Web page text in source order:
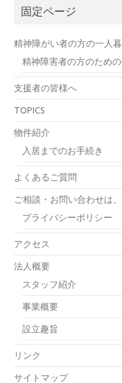
固定ページ
精神障がい者の方の一人
精神障害者の方のため
支援者の皆様へ
TOPICS
物件紹介
入居までのお手続き
よくあるご質問
ご相談・お問い合わせは
プライバシーポリシー
アクセス
法人概要
スタッフ紹介
事業概要
設立趣旨
リンク
サイトマップ